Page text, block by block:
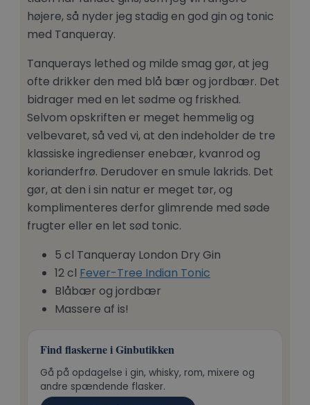
højere, så nyder jeg stadig en god gin og tonic
med Tanqueray.
Tanquerays lethed og milde smag gør, at jeg
ofte drikker den med blå bær og jordbær. Det
bidrager med en let sødme og friskhed.
Selvom opskriften er meget hemmelig og
velbevaret, så ved vi, at den indeholder de tre
klassiske ingredienser enebær, kvanrod og
korianderfrø. Derudover en smule lakrids. Det
gør, at den i sin natur er meget tør, og
komplimenteres derfor glimrende med søde
frugter eller en let sød tonic.
5 cl Tanqueray London Dry Gin
12 cl Fever-Tree Indian Tonic
Blåbær og jordbær
Massere af is!
Find flaskerne i Ginbutikken
Gå på opdagelse i gin, whisky, rom, mixere og
andre spændende flasker.